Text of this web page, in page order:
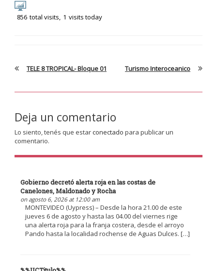
856 total visits, 1 visits today
TELE 8 TROPICAL- Bloque 01 Turismo Interoceanico
Deja un comentario
Lo siento, tenés que estarconectado para publicar un
comentario.
Gobierno decretó alerta roja en las costas de
Canelones, Maldonado y Rocha
on agosto 6, 2026 at 12:00 am
MONTEVIDEO (Uypress) – Desde la hora 21.00 de este
jueves 6 de agosto y hasta las 04.00 del viernes rige
una alerta roja para la franja costera, desde el arroyo
Pando hasta la localidad rochense de Aguas Dulces. […]